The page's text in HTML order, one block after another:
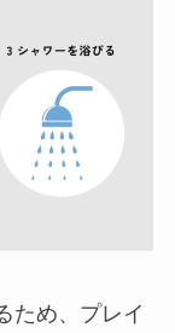
ため、プレイ